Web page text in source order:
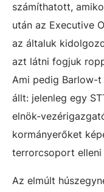
számíthatott,
után az Executive
az általuk
azt látni fogjuk
Ami pedig Barlow-
állt: jelenleg egy
elnök-
kormányerőket
terrorcsoport elleni
Az elmúlt